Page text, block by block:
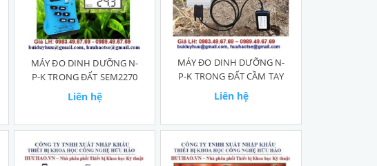
MÁY ĐO DINH DƯỠNG N-
P-K TRONG ĐẤT SEM2270
Liên hệ
MÁY ĐO DINH DƯỠNG N-
P-K TRONG ĐẤT CẦM TAY
Liên hệ